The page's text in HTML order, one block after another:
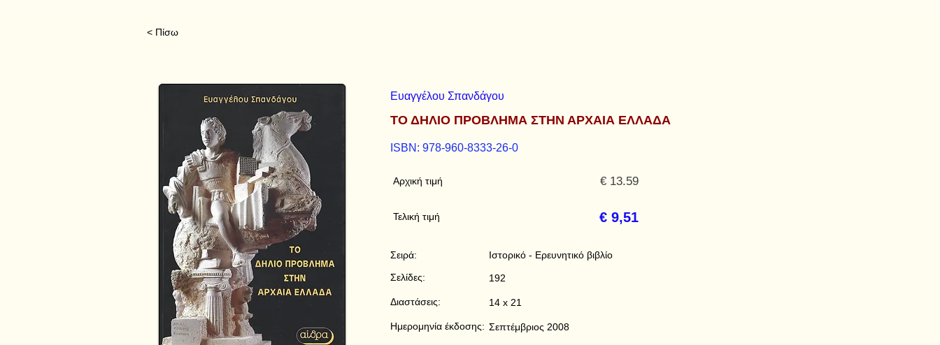
< Πίσω
Ευαγγέλου Σπανδάγου
ΤΟ ΔΗΛΙΟ ΠΡΟΒΛΗΜΑ ΣΤΗΝ ΑΡΧΑΙΑ ΕΛΛΑΔΑ
ISBN: 978-960-8333-26-0
Αρχική τιμή
Τελική τιμή
€ 13.59
€ 9,51
Σειρά:
Σελίδες:
Διαστάσεις:
Ημερομηνία έκδοσης:
Ιστορικό - Ερευνητικό βιβλίο
192
14 x 21
Σεπτέμβριος 2008